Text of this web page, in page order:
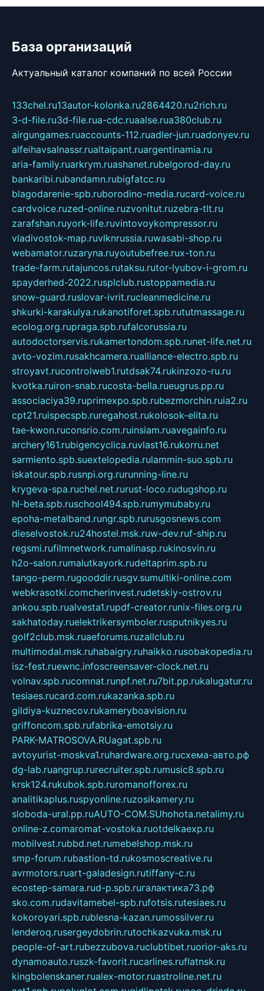
База организаций
Актуальный каталог компаний по всей России
133chel.ru13autor-kolonka.ru2864420.ru2rich.ru
3-d-file.ru3d-file.rua-cdc.ruaalse.rua380club.ru
airgungames.ruaccounts-112.ruadler-jun.ruadonyev.ru
alfeihavsalnassr.rualtaipant.ruargentinamia.ru
aria-family.ruarkrym.ruashanet.rubelgorod-day.ru
bankaribi.rubandamn.rubigfatcc.ru
blagodarenie-spb.ruborodino-media.rucard-voice.ru
cardvoice.ruzed-online.ruzvonitut.ruzebra-tlt.ru
zarafshan.ruyork-life.ruvintovoykompressor.ru
vladivostok-map.ruvlknrussia.ruwasabi-shop.ru
webamator.ruzaryna.ruyoutubefree.rux-ton.ru
trade-farm.rutajuncos.rutaksu.rutor-lyubov-i-grom.ru
spayderhed-2022.rusplclub.rustoppamedia.ru
snow-guard.ruslovar-ivrit.rucleanmedicine.ru
shkurki-karakulya.rukanotiforet.spb.rututmassage.ru
ecolog.org.rupraga.spb.rufalcorussia.ru
autodoctorservis.rukamertondom.spb.runet-life.net.ru
avto-vozim.rusakhcamera.rualliance-electro.spb.ru
stroyavt.rucontrolweb1.rutdsak74.rukinzozo-ru.ru
kvotka.ruiron-snab.rucosta-bella.rueugrus.pp.ru
associaciya39.ruprimexpo.spb.rubezmorchin.ruia2.ru
cpt21.ruispecspb.ruregahost.rukolosok-elita.ru
tae-kwon.ruconsrio.com.ruinsiam.ruavegainfo.ru
archery161.rubigencyclica.ruvlast16.rukorru.net
sarmiento.spb.suextelopedia.rulammin-suo.spb.ru
iskatour.spb.rusnpi.org.rurunning-line.ru
krygeva-spa.ruchel.net.rurust-loco.rudugshop.ru
hl-beta.spb.ruschool494.spb.rumymubaby.ru
epoha-metalband.rungr.spb.rurusgosnews.com
dieselvostok.ru24hostel.msk.ruw-dev.ruf-ship.ru
regsmi.rufilmnetwork.rumalinasp.rukinosvin.ru
h2o-salon.rumalutkayork.rudeltaprim.spb.ru
tango-perm.rugooddir.rusgv.sumultiki-online.com
webkrasotki.comcherinvest.rudetskiy-ostrov.ru
ankou.spb.rualvesta1.rupdf-creator.runix-files.org.ru
sakhatoday.ruelektrikersymboler.rusputnikyes.ru
golf2club.msk.ruaeforums.ruzallclub.ru
multimodal.msk.ruhabaigry.ruhaikko.rusobakopedia.ru
isz-fest.ruewnc.infoscreensaver-clock.net.ru
volnav.spb.rucomnat.runpf.net.ru7bit.pp.rukalugatur.ru
tesiaes.rucard.com.rukazanka.spb.ru
gildiya-kuznecov.rukameryboavision.ru
griffoncom.spb.rufabrika-emotsiy.ru
PARK-MATROSOVA.RUagat.spb.ru
avtoyurist-moskva1.ruhardware.org.ruсхема-авто.рф
dg-lab.ruangrup.rurecruiter.spb.rumusic8.spb.ru
krsk124.rukubok.spb.ruromanofforex.ru
analitikaplus.ruspyonline.ruzosikamery.ru
sloboda-ural.pp.ruAUTO-COM.SUhohota.netalimy.ru
online-z.comaromat-vostoka.ruotdelkaexp.ru
mobilvest.rubbd.net.rumebelshop.msk.ru
smp-forum.rubastion-td.rukosmoscreative.ru
avrmotors.ruart-galadesign.rutiffany-c.ru
ecostep-samara.rud-p.spb.ruгалактика73.рф
sko.com.rudavitamebel-spb.rufotsis.rutesiaes.ru
kokoroyari.spb.rublesna-kazan.rumossilver.ru
lenderoq.rusergeydobrin.rutochkazvuka.msk.ru
people-of-art.rubezzubova.ruclubtibet.ruorior-aks.ru
dynamoauto.ruszk-favorit.rucarlines.ruflatnsk.ru
kingbolenskaner.rualex-motor.ruastroline.net.ru